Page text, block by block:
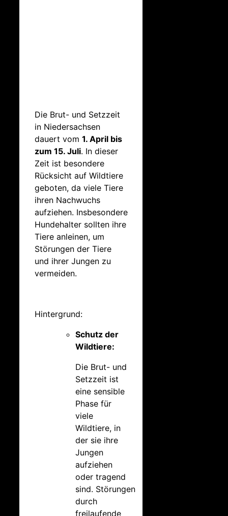
Die Brut- und Setzzeit
in Niedersachsen
dauert vom 1. April bis
zum 15. Juli. In dieser
Zeit ist besondere
Rücksicht auf Wildtiere
geboten, da viele Tiere
ihren Nachwuchs
aufziehen. Insbesondere
Hundehalter sollten ihre
Tiere anleinen, um
Störungen der Tiere
und ihrer Jungen zu
vermeiden.
Hintergrund:
Schutz der
Wildtiere:
Die Brut- und
Setzzeit ist
eine sensible
Phase für
viele
Wildtiere, in
der sie ihre
Jungen
aufziehen
oder tragend
sind. Störungen
durch
freilaufende